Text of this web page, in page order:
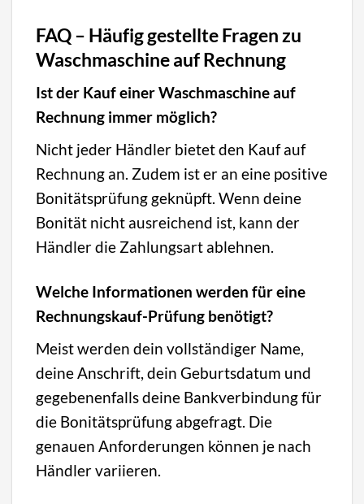
FAQ – Häufig gestellte Fragen zu
Waschmaschine auf Rechnung
Ist der Kauf einer Waschmaschine auf
Rechnung immer möglich?
Nicht jeder Händler bietet den Kauf auf
Rechnung an. Zudem ist er an eine positive
Bonitätsprüfung geknüpft. Wenn deine
Bonität nicht ausreichend ist, kann der
Händler die Zahlungsart ablehnen.
Welche Informationen werden für eine
Rechnungskauf-Prüfung benötigt?
Meist werden dein vollständiger Name,
deine Anschrift, dein Geburtsdatum und
gegebenenfalls deine Bankverbindung für
die Bonitätsprüfung abgefragt. Die
genauen Anforderungen können je nach
Händler variieren.